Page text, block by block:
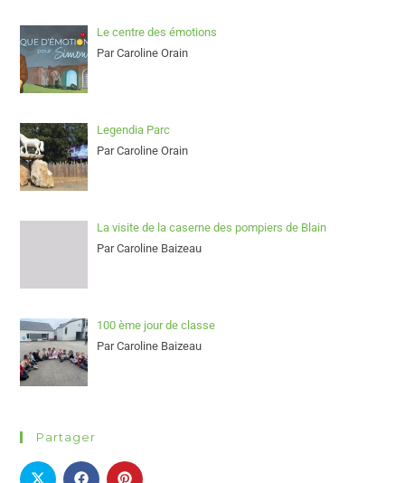
Le centre des émotions
Par Caroline Orain
Legendia Parc
Par Caroline Orain
La visite de la caserne des pompiers de Blain
Par Caroline Baizeau
100 ème jour de classe
Par Caroline Baizeau
Partager